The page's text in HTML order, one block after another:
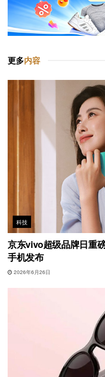
更多内容
科技
京东vivo超级品牌日重
手机发布
2026年6月26日